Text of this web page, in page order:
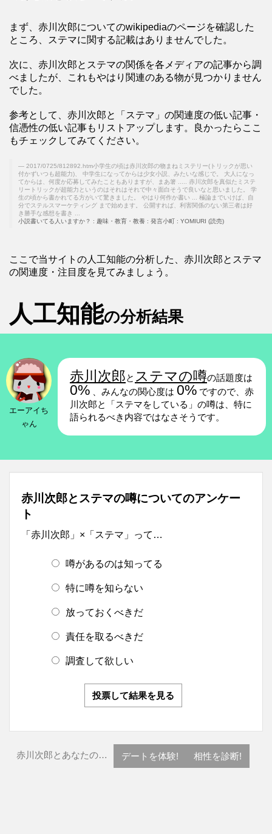
まず、赤川次郎についてのwikipediaのページを確認した
ところ、ステマに関する記載はありませんでした。
次に、赤川次郎とステマの関係を各メディアの記事から調
べましたが、これもやはり関連のある物が見つかりません
でした。
参考として、赤川次郎と「ステマ」の関連度の低い記事・
信憑性の低い記事もリストアップします。良かったらここ
もチェックしてみてください。
2017/0725/812892.htm小学生の頃は赤川次郎の物まねミステリー(トリックが思い
付かずいつも超能力)、 中学生になってからは少女小説、みたいな感じで。 大人になっ
てからは、何度か応募してみたこともありますが、まあ箸 ..... 赤川次郎を真似たミステ
リートリックが超能力というのはそれはそれで中々面白そうで良いなと思いました。 学
生の頃から書かれてる方がいて驚きました。 やはり何作か書い ... 極論までいけば、自
分でステルスマーケティング まで始めます。 公開すれば、利害関係のない第三者は好
き勝手な感想を書き ...
小説書いてる人いますか？ : 趣味・教育・教養 : 発言小町 : YOMIURI (読売)
ここで当サイトの人工知能の分析した、赤川次郎とステマ
の関連度・注目度を見てみましょう。
人工知能の分析結果
エーアイち
ゃん
赤川次郎と ステマの噂の話題度は
0% 、みんなの関心度は 0% ですので、赤
川次郎と「ステマをしている」の噂は、特に
語られるべき内容ではなさそうです。
赤川次郎とステマの噂についてのアンケー
ト
「赤川次郎」×「ステマ」って…
噂があるのは知ってる
特に噂を知らない
放っておくべきだ
責任を取るべきだ
調査して欲しい
投票して結果を見る
赤川次郎とあなたの… デートを体験! 相性を診断!